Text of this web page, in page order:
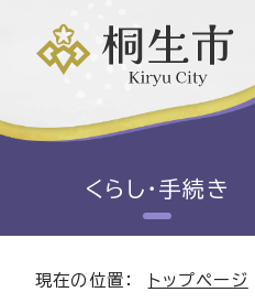
くらし・手続き
現在の位置： トップページ